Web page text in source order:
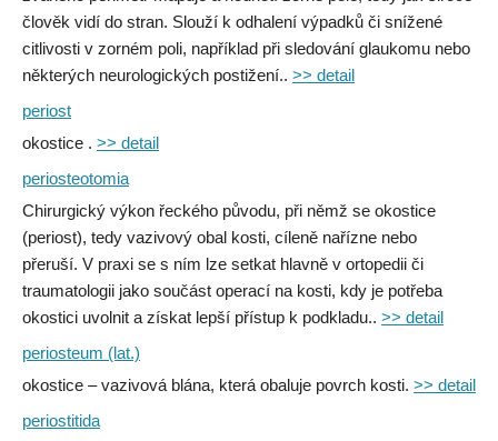
člověk vidí do stran. Slouží k odhalení výpadků či snížené
citlivosti v zorném poli, například při sledování glaukomu nebo
některých neurologických postižení.. >> detail
periost
okostice . >> detail
periosteotomia
Chirurgický výkon řeckého původu, při němž se okostice
(periost), tedy vazivový obal kosti, cíleně nařízne nebo
přeruší. V praxi se s ním lze setkat hlavně v ortopedii či
traumatologii jako součást operací na kosti, kdy je potřeba
okostici uvolnit a získat lepší přístup k podkladu.. >> detail
periosteum (lat.)
okostice – vazivová blána, která obaluje povrch kosti. >> detail
periostitida